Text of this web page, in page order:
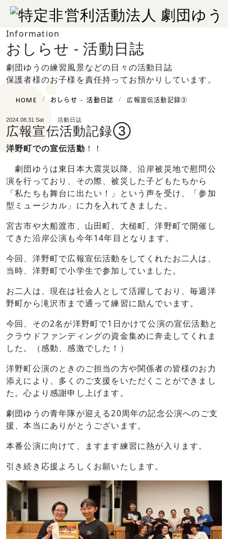
Information
おしらせ -活動日誌
劇団ゆうの練習風景などの日々の活動日誌
保護者様のお子様を責任持ってお預かりしています。
HOME おしらせ - 活動日誌 広報宣伝活動記録③
2024.08.31 Sat 活動日誌
広報宣伝活動記録③
洋野町での宣伝活動 ！！
劇団ゆうは東日本大震災以降、沿岸被災地で慰問公
演を行っており、その際、被災した子どもたちから
「私たちも舞台に出たい！」という声を受け、「参加
型ミュージカル」に力を入れてきました。
宮古市や大船渡市、山田町、大槌町、洋野町で開催し
てきた沿岸公演も今年14年目となります。
今回、洋野町で広報宣伝活動をしてくれたお二人は、
当時、洋野町で小学生で参加していました。
お二人は、現在は社会人として活躍しており、毎週洋
野町から滝沢市まで通って練習に励んでいます。
今回、その2名が洋野町で1日かけて公演の宣伝活動と
クラウドファンディングの資金集めに奔走してくれま
した。（感動、感激でした！）
洋野町公演のときのご担当の方や関係者の皆様のお力
添えにより、多くのご支援をいただくことができまし
た。心より感謝申し上げます。
劇団ゆうの青年隊が迎える20周年の記念公演へのご支
援、本当にありがとうございます。
本番公演に向けて、ますます練習に熱が入ります。
引き続き応援よろしくお願いたします。